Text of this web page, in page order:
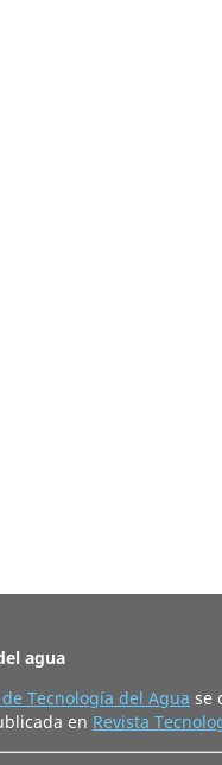
agua
Tecnología del Agua se
en Revista